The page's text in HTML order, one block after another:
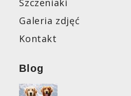
Galeria zdjęć
Kontakt
Blog